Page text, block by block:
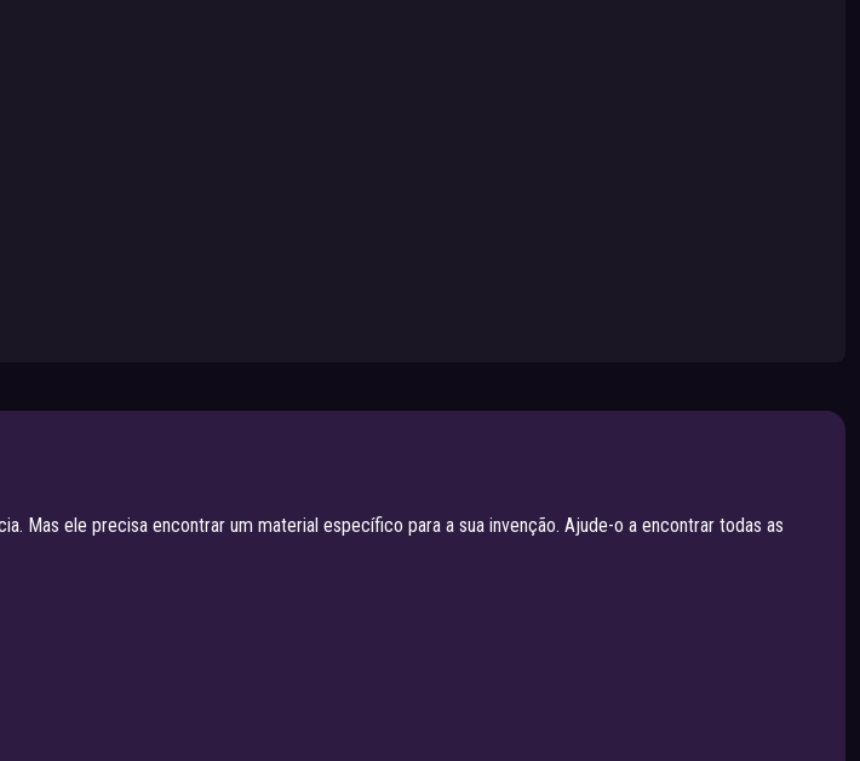
Mas ele precisa encontrar um material específico para a sua invenção. Ajude-o a encontrar todas as